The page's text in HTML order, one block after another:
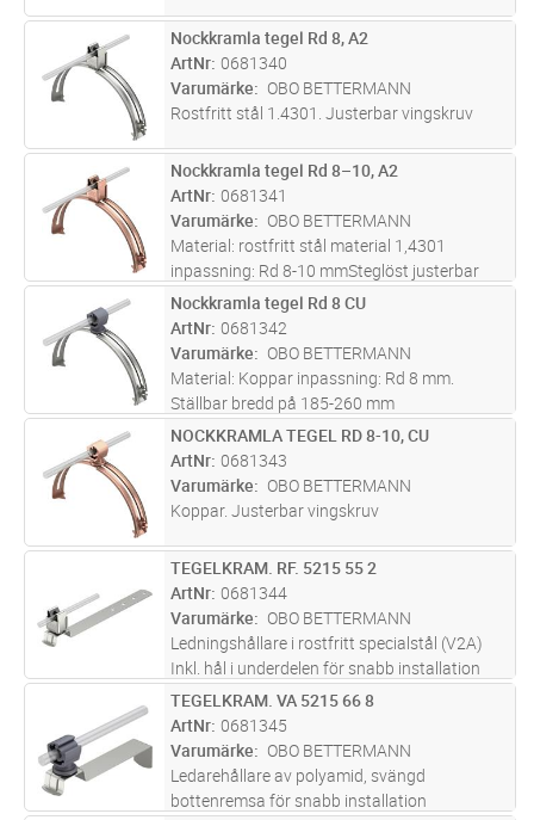
ST Lägg i kundvagn
Nockkramla tegel Rd 8, A2
ArtNr 0681340
Varumärke
OBO BETTERMANN
Rostfritt stål 1.4301. Justerbar vingskruv
ST Lägg i kundvagn
Nockkramla tegel Rd 8–10, A2
ArtNr 0681341
Varumärke
OBO BETTERMANN
Material: rostfritt stål material 1,4301
inpassning: Rd 8-10 mmSteglöst justerbar
ledningshållare Ledningshållare av
polyamidSnabbmontering med vingskruv
ST Lägg i kundvagn
Nockkramla tegel Rd 8 CU
ArtNr 0681342
Varumärke
OBO BETTERMANN
Material: Koppar inpassning: Rd 8 mm.
Ställbar bredd på 185-260 mm
Snabbinstallation med vingskruv
ST Lägg i kundvagn
NOCKKRAMLA TEGEL RD 8-10, CU
ArtNr 0681343
Varumärke
OBO BETTERMANN
Koppar. Justerbar vingskruv
ST Lägg i kundvagn
TEGELKRAM. RF. 5215 55 2
ArtNr 0681344
Varumärke
OBO BETTERMANN
Ledningshållare i rostfritt specialstål (V2A)
Inkl. hål i underdelen för snabb installation
ST Lägg i kundvagn
TEGELKRAM. VA 5215 66 8
ArtNr 0681345
Varumärke
OBO BETTERMANN
Ledarehållare av polyamid, svängd
bottenremsa för snabb installation